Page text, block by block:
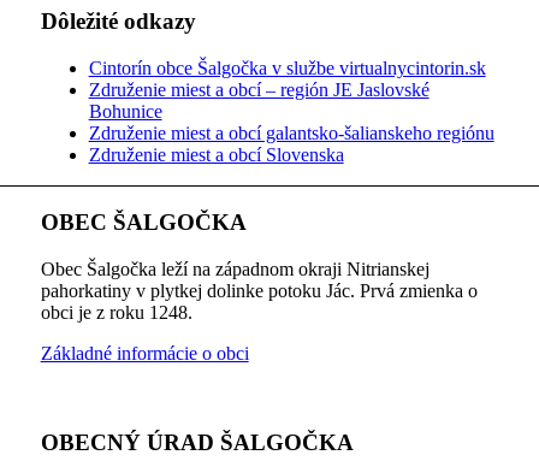
Dôležité odkazy
Cintorín obce Šalgočka v službe virtualnycintorin.sk
Združenie miest a obcí – región JE Jaslovské
Bohunice
Združenie miest a obcí galantsko-šalianskeho regiónu
Združenie miest a obcí Slovenska
OBEC ŠALGOČKA
Obec Šalgočka leží na západnom okraji Nitrianskej
pahorkatiny v plytkej dolinke potoku Jác. Prvá zmienka o
obci je z roku 1248.
Základné informácie o obci
OBECNÝ ÚRAD ŠALGOČKA